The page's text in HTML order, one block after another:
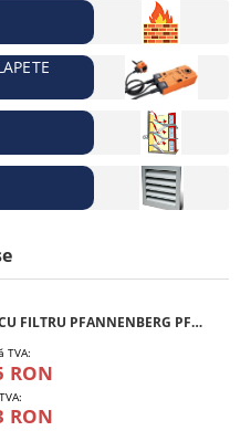
GRILA CU FILTRU PFANNENBERG PFA 10.000
TVA:
RON
RON